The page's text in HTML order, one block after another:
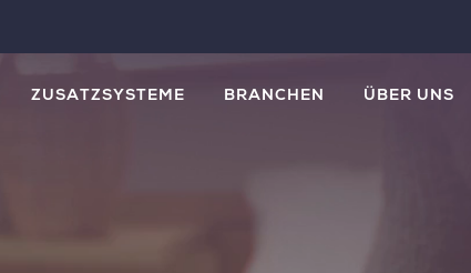
ZUSATZSYSTEME BRANCHEN ÜBER UNS